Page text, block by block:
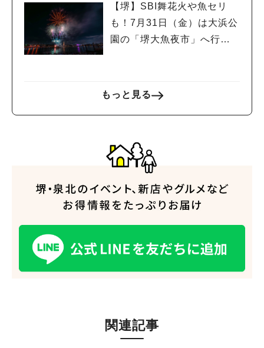
【堺】SBI舞花火や魚セリ
も！7月31日（金）は大浜公
園の「堺大魚夜市」へ行こ
もっと見る
関連記事